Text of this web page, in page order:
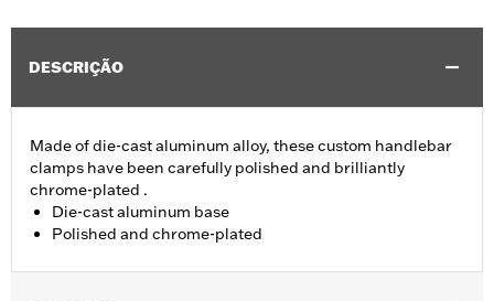
DESCRIÇÃO
Made of die-cast aluminum alloy, these custom handlebar
clamps have been carefully polished and brilliantly
chrome-plated .
Die-cast aluminum base
Polished and chrome-plated